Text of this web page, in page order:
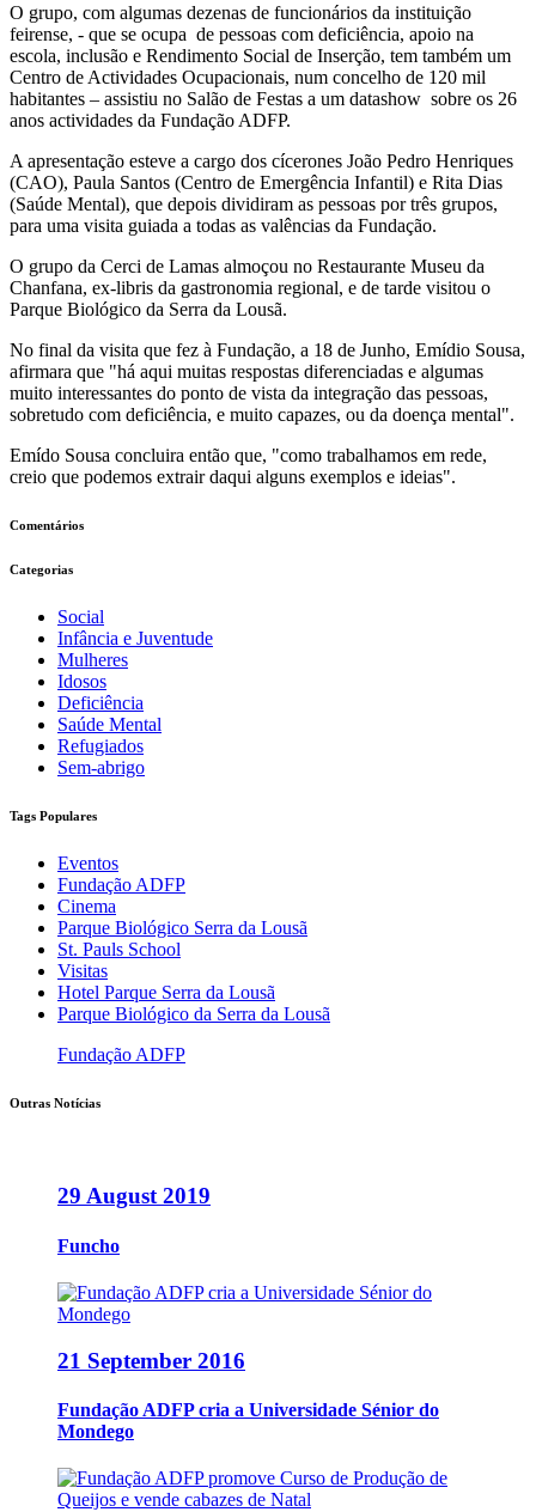
O grupo, com algumas dezenas de funcionários da instituição
feirense, - que se ocupa de pessoas com deficiência, apoio na
escola, inclusão e Rendimento Social de Inserção, tem também um
Centro de Actividades Ocupacionais, num concelho de 120 mil
habitantes – assistiu no Salão de Festas a um datashow sobre os 26
anos actividades da Fundação ADFP.
A apresentação esteve a cargo dos cícerones João Pedro Henriques
(CAO), Paula Santos (Centro de Emergência Infantil) e Rita Dias
(Saúde Mental), que depois dividiram as pessoas por três grupos,
para uma visita guiada a todas as valências da Fundação.
O grupo da Cerci de Lamas almoçou no Restaurante Museu da
Chanfana, ex-libris da gastronomia regional, e de tarde visitou o
Parque Biológico da Serra da Lousã.
No final da visita que fez à Fundação, a 18 de Junho, Emídio Sousa,
afirmara que "há aqui muitas respostas diferenciadas e algumas
muito interessantes do ponto de vista da integração das pessoas,
sobretudo com deficiência, e muito capazes, ou da doença mental".
Emído Sousa concluira então que, "como trabalhamos em rede,
creio que podemos extrair daqui alguns exemplos e ideias".
Comentários
Categorias
Social
Infância e Juventude
Mulheres
Idosos
Deficiência
Saúde Mental
Refugiados
Sem-abrigo
Tags Populares
Eventos
Fundação ADFP
Cinema
Parque Biológico Serra da Lousã
St. Pauls School
Visitas
Hotel Parque Serra da Lousã
Parque Biológico da Serra da Lousã
Fundação ADFP
Outras Notícias
29 August 2019
Funcho
21 September 2016
Fundação ADFP cria a Universidade Sénior do
Mondego